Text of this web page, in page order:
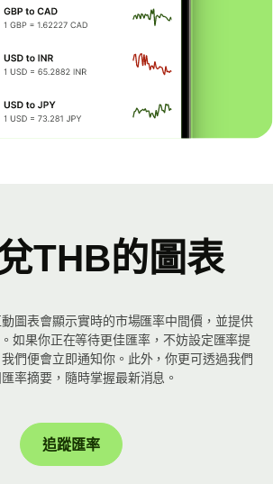
THB的圖表
圖表會顯示實時的市場匯率中間價，並提供
如果你正在等待更佳匯率，不妨設定匯率提
們便會立即通知你。此外，你更可透過我們
率摘要，隨時掌握最新消息。
追蹤匯率